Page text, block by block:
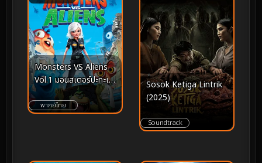
Monsters VS Aliens
Vol.1 มอนสเตอร์ปะทะเอ
เลี่ยน ชุด 1
พากย์ไทย
Sosok Ketiga Lintrik
(2025)
Soundtrack